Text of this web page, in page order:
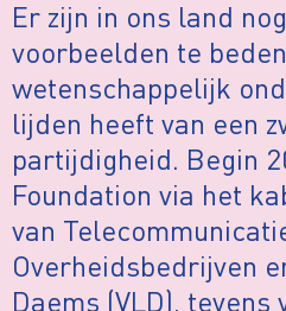
Er zijn in ons land
voorbeelden te
wetenschappelijk
lijden heeft van een
partijdigheid. Begin
Foundation via het
van
Overheidsbedrijven
Daems (VLD),